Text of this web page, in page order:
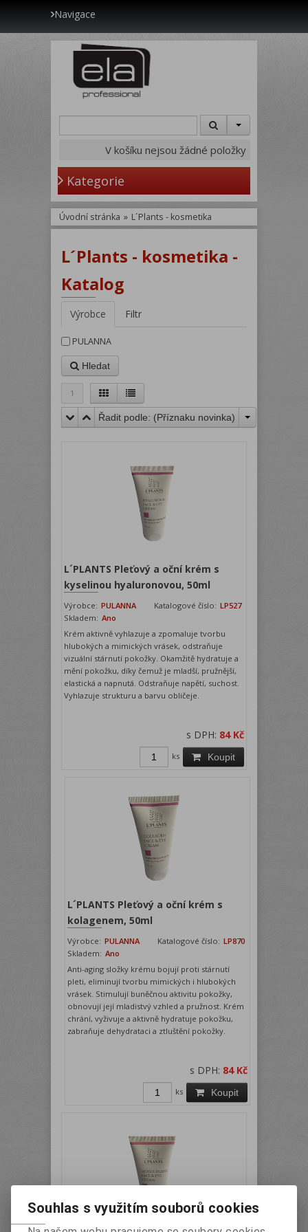
Navigace
V košíku nejsou žádné položky
Kategorie
Úvodní stránka » L´Plants - kosmetika
L´Plants - kosmetika -
Katalog
Výrobce Filtr
PULANNA
Hledat
1
Řadit podle: (Příznaku novinka)
L´PLANTS Pleťový a oční krém s
kyselinou hyaluronovou, 50ml
Výrobce: PULANNA Katalogové číslo: LP527
Skladem: Ano
Krém aktivně vyhlazuje a zpomaluje tvorbu
hlubokých a mimických vrásek, odstraňuje
vizuální stárnutí pokožky. Okamžitě hydratuje a
mění pokožku, díky čemuž je mladší, pružnější,
elastická a napnutá. Odstraňuje napětí, suchost.
Vyhlazuje strukturu a barvu obličeje.
s DPH: 84 Kč
Koupit
ks
L´PLANTS Pleťový a oční krém s
kolagenem, 50ml
Výrobce: PULANNA Katalogové číslo: LP870
Skladem: Ano
Anti-aging složky krému bojují proti stárnutí
pleti, eliminují tvorbu mimických i hlubokých
vrásek. Stimulují buněčnou aktivitu pokožky,
obnovují její mladistvý vzhled a pružnost. Krém
chrání, vyživuje a aktivně hydratuje pokožku,
zabraňuje dehydrataci a ztluštění pokožky.
s DPH: 84 Kč
Koupit
ks
Souhlas s využitím souborů cookies